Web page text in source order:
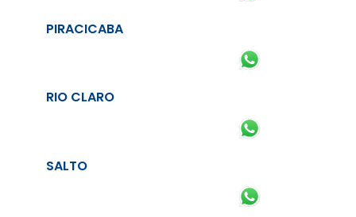
PIRACICABA
RIO CLARO
SALTO